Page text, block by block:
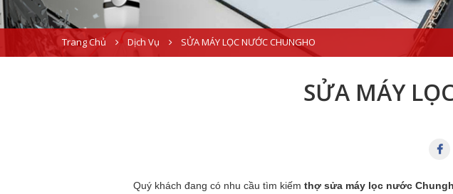
Trang Chủ Dịch Vụ SỬA MÁY LỌC NƯỚC CHUNGHO
SỬA MÁY
Quý khách đang có nhu cầu tìm kiếm thợ sửa máy lọc nước